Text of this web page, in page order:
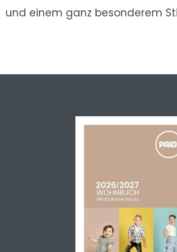
und einem ganz besonderem